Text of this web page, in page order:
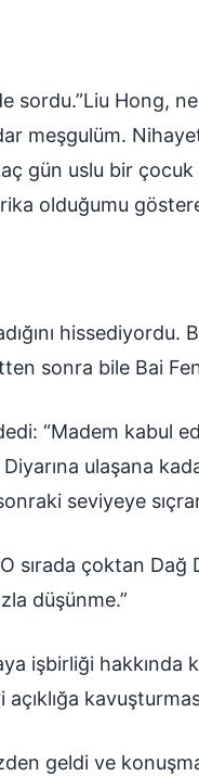
sordu.”Liu Hong,
meşgulüm.
gün uslu bir
olduğumu
sonra bile Bai
“Madem kabul
ulaşana
seviyeye
sırada çoktan Dağ
düşünme.”
işbirliği hakkında
açıklığa
geldi ve